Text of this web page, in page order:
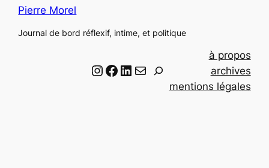
Pierre Morel
Journal de bord réflexif, intime, et politique
Instagram Facebook LinkedIn Email
à propos
archives
mentions légales